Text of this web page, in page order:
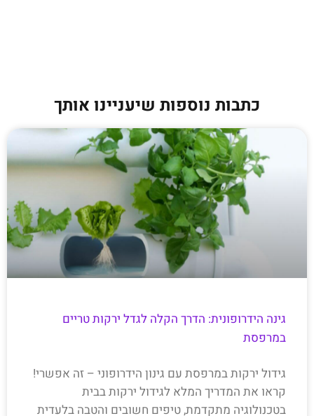
כתבות נוספות שיעניינו אותך
גינה הידרופונית: הדרך הקלה לגדל ירקות טריים
במרפסת
גידול ירקות במרפסת עם גינון הידרופוני – זה אפשרי!
קראו את המדריך המלא לגידול ירקות בבית
בטכנולוגיה מתקדמת, טיפים חשובים והטבה בלעדית